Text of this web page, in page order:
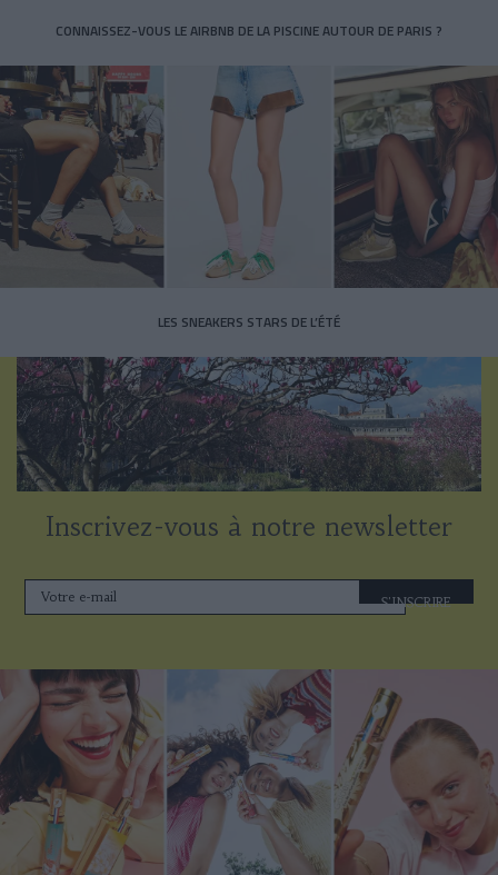
CONNAISSEZ-VOUS LE AIRBNB DE LA PISCINE AUTOUR DE PARIS ?
LES SNEAKERS STARS DE L’ÉTÉ
Inscrivez-vous à notre newsletter
S'INSCRIRE